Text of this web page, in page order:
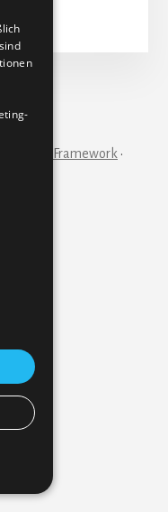
Genesis Framework ·